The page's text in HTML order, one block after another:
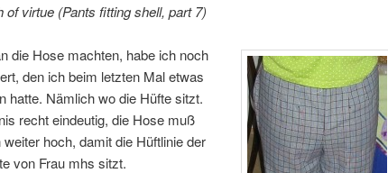
of virtue (Pants fitting shell, part 7)
die Hose machten, habe ich noch
den ich beim letzten Mal etwas
hatte. Nämlich wo die Hüfte sitzt.
recht eindeutig, die Hose muß
hoch, damit die Hüftlinie der
von Frau mhs sitzt.